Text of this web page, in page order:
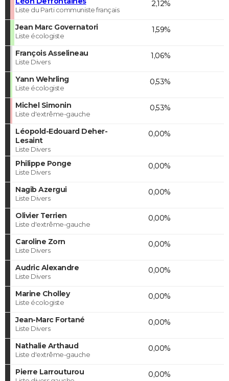
Liste du Parti communiste français
2,12%
Jean Marc Governatori
Liste écologiste
1,59%
François Asselineau
Liste Divers
1,06%
Yann Wehrling
Liste écologiste
0,53%
Michel Simonin
Liste d'extrême-gauche
0,53%
Léopold-Edouard Deher-
Lesaint
Liste Divers
0,00%
Philippe Ponge
Liste Divers
0,00%
Nagib Azergui
Liste Divers
0,00%
Olivier Terrien
Liste d'extrême-gauche
0,00%
Caroline Zorn
Liste Divers
0,00%
Audric Alexandre
Liste Divers
0,00%
Marine Cholley
Liste écologiste
0,00%
Jean-Marc Fortané
Liste Divers
0,00%
Nathalie Arthaud
Liste d'extrême-gauche
0,00%
Pierre Larrouturou 0,00%